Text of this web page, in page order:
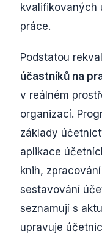
kvalifikovaných
práce.
Podstatou
účastníků na
v reálném
organizací.
základy
aplikace
knih,
sestavování
seznamují s
upravuje